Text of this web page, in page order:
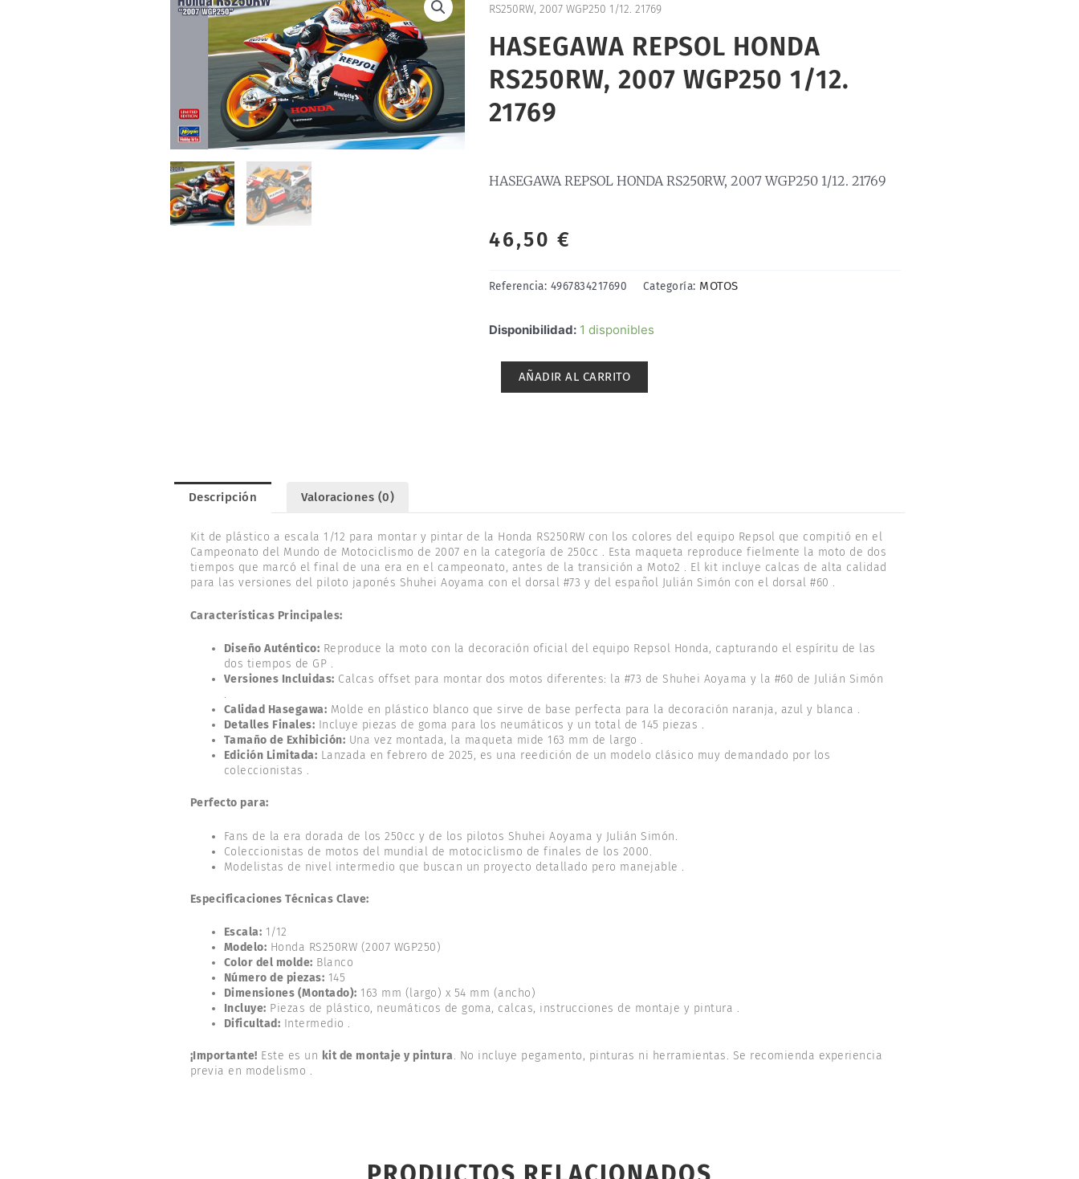
RS250RW, 2007 WGP250 1/12. 21769
HASEGAWA REPSOL HONDA
RS250RW, 2007 WGP250 1/12.
21769
HASEGAWA REPSOL HONDA RS250RW, 2007 WGP250 1/12. 21769
46,50 €
Referencia: 4967834217690 Categoría: MOTOS
Disponibilidad: 1 disponibles
HASEGAWA
HONDA
AÑADIR AL CARRITO
Descripción Valoraciones (0)
Kit de plástico a escala 1/12 para montar y pintar de la Honda RS250RW con los colores del equipo Repsol que compitió en el
Campeonato del Mundo de Motociclismo de 2007 en la categoría de 250cc . Esta maqueta reproduce fielmente la moto de dos
tiempos que marcó el final de una era en el campeonato, antes de la transición a Moto2 . El kit incluye calcas de alta calidad
para las versiones del piloto japonés Shuhei Aoyama con el dorsal #73 y del español Julián Simón con el dorsal #60 .
Características Principales:
Diseño Auténtico: Reproduce la moto con la decoración oficial del equipo Repsol Honda, capturando el espíritu de las
dos tiempos de GP .
Versiones Incluidas: Calcas offset para montar dos motos diferentes: la #73 de Shuhei Aoyama y la #60 de Julián Simón
.
Calidad Hasegawa: Molde en plástico blanco que sirve de base perfecta para la decoración naranja, azul y blanca .
Detalles Finales: Incluye piezas de goma para los neumáticos y un total de 145 piezas .
Tamaño de Exhibición: Una vez montada, la maqueta mide 163 mm de largo .
Edición Limitada: Lanzada en febrero de 2025, es una reedición de un modelo clásico muy demandado por los
coleccionistas .
Perfecto para:
Fans de la era dorada de los 250cc y de los pilotos Shuhei Aoyama y Julián Simón.
Coleccionistas de motos del mundial de motociclismo de finales de los 2000.
Modelistas de nivel intermedio que buscan un proyecto detallado pero manejable .
Especificaciones Técnicas Clave:
Escala: 1/12
Modelo: Honda RS250RW (2007 WGP250)
Color del molde: Blanco
Número de piezas: 145
Dimensiones (Montado): 163 mm (largo) x 54 mm (ancho)
Incluye: Piezas de plástico, neumáticos de goma, calcas, instrucciones de montaje y pintura .
Dificultad: Intermedio .
¡Importante! Este es un kit de montaje y pintura. No incluye pegamento, pinturas ni herramientas. Se recomienda experiencia
previa en modelismo .